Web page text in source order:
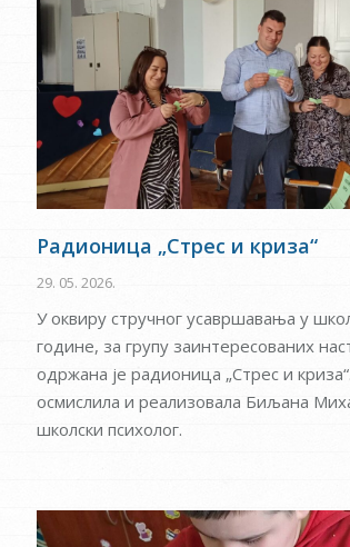
Радионица „Стрес и криза“
29. 05. 2026.
У оквиру стручног усавршавања у
године, за групу заинтересованих
одржана је радионица „Стрес и
осмислила и реализовала Биљана
школски психолог.